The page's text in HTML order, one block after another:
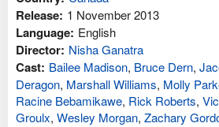
Release: 1 November 2013
Language: English
Director: Nisha Ganatra
Cast: Bailee Madison, Bruce Dern,
Deragon, Marshall Williams, Molly
Racine Bebamikawe, Rick Roberts,
Groulx, Wesley Morgan, Zachary